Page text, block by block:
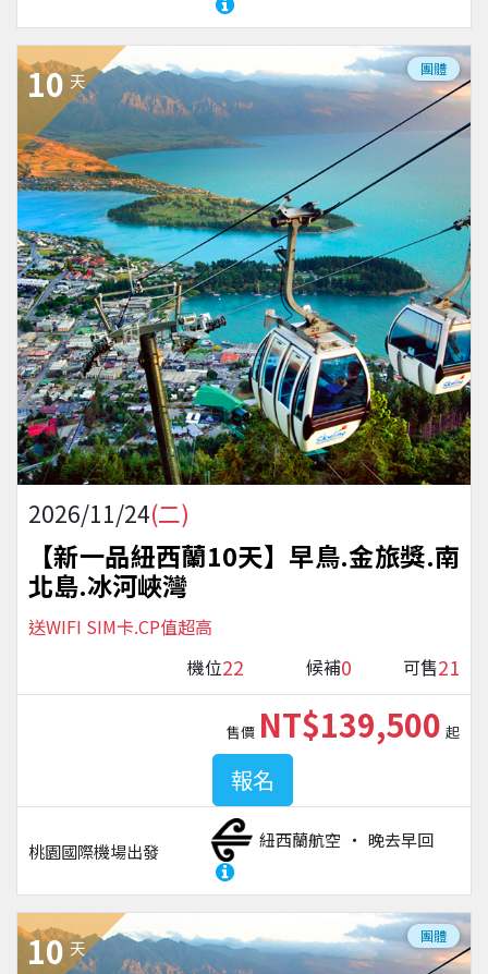
10 天
團體
2026/11/24(二)
【新一品紐西蘭10天】早鳥.金旅獎.南
北島.冰河峽灣
送WIFI SIM卡.CP值超高
機位22 候補0 可售21
桃園國際機場出發
紐西蘭航空 晚去早回
售價 NT$139,500 起
報名
10 天
團體